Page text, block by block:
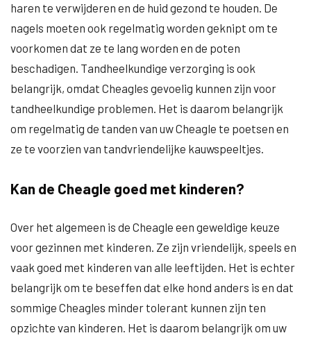
haren te verwijderen en de huid gezond te houden. De
nagels moeten ook regelmatig worden geknipt om te
voorkomen dat ze te lang worden en de poten
beschadigen. Tandheelkundige verzorging is ook
belangrijk, omdat Cheagles gevoelig kunnen zijn voor
tandheelkundige problemen. Het is daarom belangrijk
om regelmatig de tanden van uw Cheagle te poetsen en
ze te voorzien van tandvriendelijke kauwspeeltjes.
Kan de Cheagle goed met kinderen?
Over het algemeen is de Cheagle een geweldige keuze
voor gezinnen met kinderen. Ze zijn vriendelijk, speels en
vaak goed met kinderen van alle leeftijden. Het is echter
belangrijk om te beseffen dat elke hond anders is en dat
sommige Cheagles minder tolerant kunnen zijn ten
opzichte van kinderen. Het is daarom belangrijk om uw